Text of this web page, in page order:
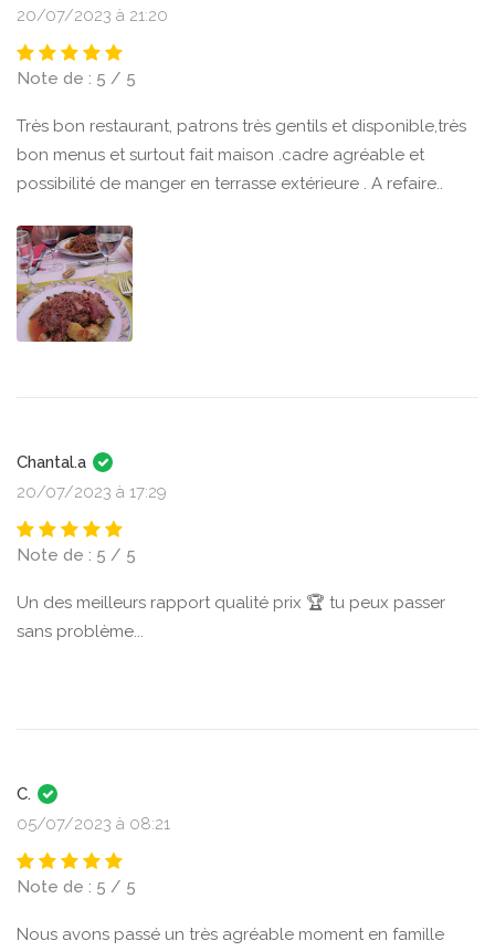
20/07/2023 à 21:20
Note de : 5 / 5
Très bon restaurant, patrons très gentils et disponible,très
bon menus et surtout fait maison .cadre agréable et
possibilité de manger en terrasse extérieure . A refaire..
Chantal.a
20/07/2023 à 17:29
Note de : 5 / 5
Un des meilleurs rapport qualité prix 🏆 tu peux passer
sans problème...
C.
05/07/2023 à 08:21
Note de : 5 / 5
Nous avons passé un très agréable moment en famille